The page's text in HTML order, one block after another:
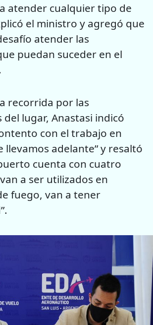
atender cualquier tipo de
el ministro y agregó que
atender las
puedan suceder en el
recorrida por las
del lugar, Anastasi indicó
con el trabajo en
llevamos adelante” y resaltó
cuenta con cuatro
a ser utilizados en
fuego, van a tener